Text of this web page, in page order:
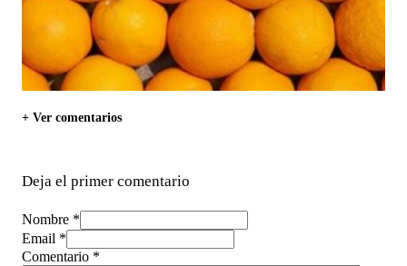
+ Ver comentarios
Deja el primer comentario
Nombre *
Email *
Comentario *